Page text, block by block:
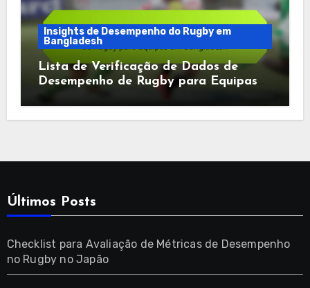
Insights de Desempenho do Rugby em
Bangladesh
Lista de Verificação de Dados de
Desempenho de Rugby para Equipas
em Bangladesh
Últimos Posts
Checklist para Avaliação de Métricas de Desempenho
no Rugby no Japão